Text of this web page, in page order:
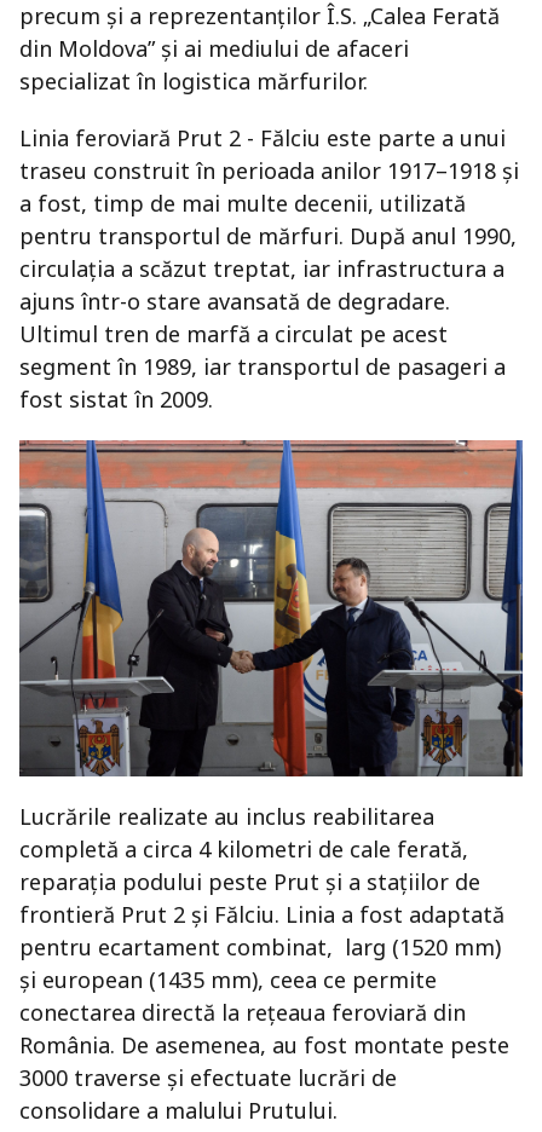
precum și a reprezentanților Î.S. „Calea Ferată
din Moldova” și ai mediului de afaceri
specializat în logistica mărfurilor.
Linia feroviară Prut 2 - Fălciu este parte a unui
traseu construit în perioada anilor 1917–1918 și
a fost, timp de mai multe decenii, utilizată
pentru transportul de mărfuri. După anul 1990,
circulația a scăzut treptat, iar infrastructura a
ajuns într-o stare avansată de degradare.
Ultimul tren de marfă a circulat pe acest
segment în 1989, iar transportul de pasageri a
fost sistat în 2009.
Lucrările realizate au inclus reabilitarea
completă a circa 4 kilometri de cale ferată,
reparația podului peste Prut și a stațiilor de
frontieră Prut 2 și Fălciu. Linia a fost adaptată
pentru ecartament combinat, larg (1520 mm)
și european (1435 mm), ceea ce permite
conectarea directă la rețeaua feroviară din
România. De asemenea, au fost montate peste
3000 traverse și efectuate lucrări de
consolidare a malului Prutului.